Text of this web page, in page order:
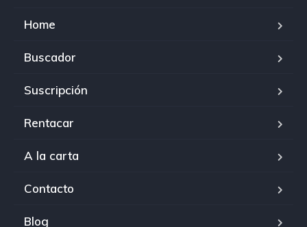
Home
Buscador
Suscripción
Rentacar
A la carta
Contacto
Blog